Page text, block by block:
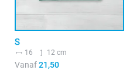
S
16 12 cm
Vanaf21,50